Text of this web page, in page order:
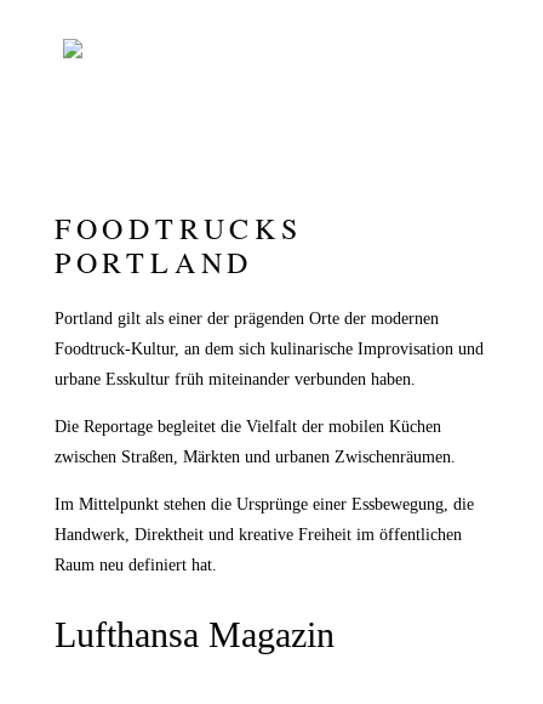
FOODTRUCKS
PORTLAND
Portland gilt als einer der prägenden Orte der modernen
Foodtruck-Kultur, an dem sich kulinarische Improvisation und
urbane Esskultur früh miteinander verbunden haben.
Die Reportage begleitet die Vielfalt der mobilen Küchen
zwischen Straßen, Märkten und urbanen Zwischenräumen.
Im Mittelpunkt stehen die Ursprünge einer Essbewegung, die
Handwerk, Direktheit und kreative Freiheit im öffentlichen
Raum neu definiert hat.
Lufthansa Magazin